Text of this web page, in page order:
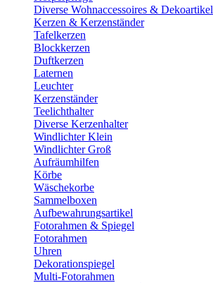
Diverse Wohnaccessoires & Dekoartikel
Kerzen & Kerzenständer
Tafelkerzen
Blockkerzen
Duftkerzen
Laternen
Leuchter
Kerzenständer
Teelichthalter
Diverse Kerzenhalter
Windlichter Klein
Windlichter Groß
Aufräumhilfen
Körbe
Wäschekorbe
Sammelboxen
Aufbewahrungsartikel
Fotorahmen & Spiegel
Fotorahmen
Uhren
Dekorationspiegel
Multi-Fotorahmen